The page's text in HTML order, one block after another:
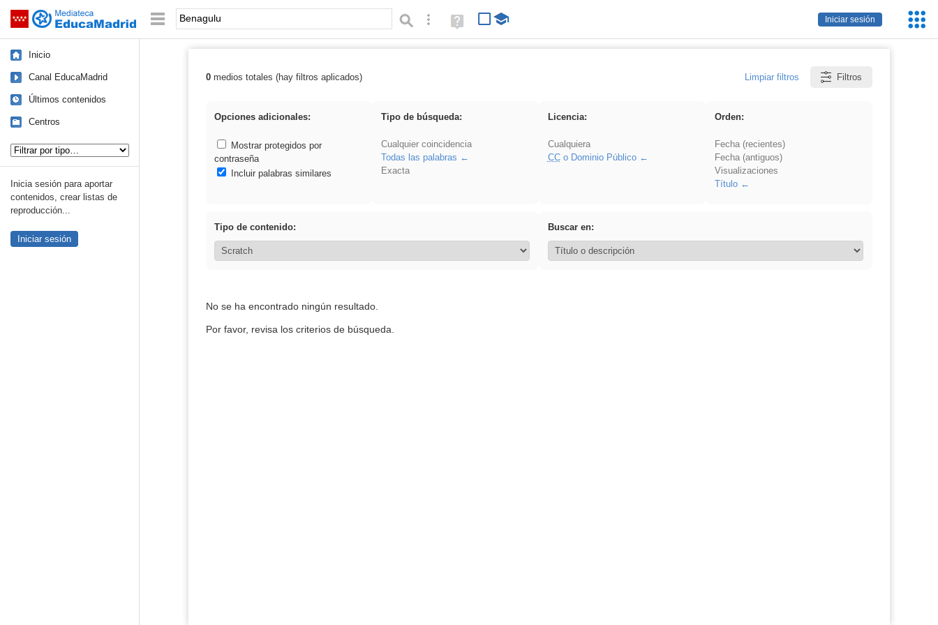
Saltar navegación
Iniciar sesión
Palabra o frase: Búsqueda avanzada
Ayuda
(en
Inicio
Canal EducaMadrid
Últimos contenidos
Centros
Inicia sesión para aportar
contenidos, crear listas de
reproducción...
Iniciar sesión
Resultados de: Benagulu
0medios totales (hay filtros aplicados) Limpiar filtros Filtros
Opciones adicionales:
Mostrar protegidos por
contraseña
Incluir palabras similares
Tipo de búsqueda:
Cualquier coincidencia
Todas las palabras
Exacta
Licencia:
Cualquiera
CCo Dominio Público
Orden:
Fecha (recientes)
Fecha (antiguos)
Visualizaciones
Título
Tipo de contenido: Buscar en:
No se ha encontrado ningún resultado.
Por favor, revisa los criterios de búsqueda.